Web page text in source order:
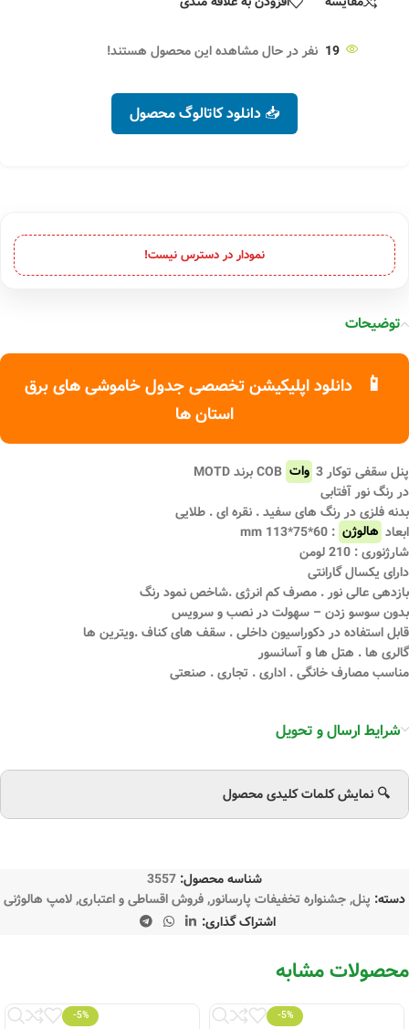
19 نفر در حال مشاهده این محصول هستند!
📥 دانلود کاتالوگ محصول
نمودار در دسترس نیست!
توضیحات
📱
دانلود اپلیکیشن تخصصی جدول خاموشی های برق
استان ها
پنل سقفی توکار 3 وات
در رنگ نور آفتابی
بدنه فلزی در رنگ های سفید . نقره ای . طلایی
ابعاد هالوژن : 60*75*113 mm
شارژنوری : 210 لومن
دارای یکسال گارانتی
بازدهی عالی نور . مصرف کم انرژی .شاخص نمود رنگ
بدون سوسو زدن – سهولت در نصب و سرویس
قابل استفاده در دکوراسیون داخلی . سقف های کناف .ویترین ها
گالری ها . هتل ها و آسانسور
مناسب مصارف خانگی . اداری . تجاری . صنعتی
شرایط ارسال و تحویل
🔍 نمایش کلمات کلیدی محصول
شناسه محصول: 3557
دسته: پنل,جشنواره تخفیفات پارسانور,فروش اقساطی و اعتباری,لامپ هالوژنی
اشتراک گذاری:
محصولات مشابه
-5%
-5%